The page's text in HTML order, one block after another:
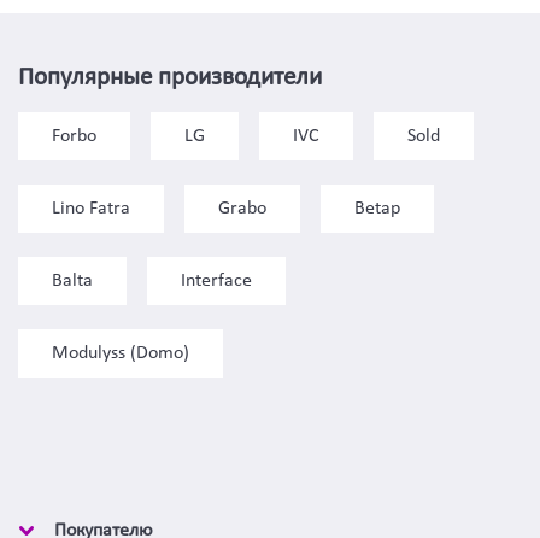
Популярные производители
Forbo LG IVC Sold
Lino Fatra Grabo Betap
Balta Interface
Modulyss (Domo)
Покупателю